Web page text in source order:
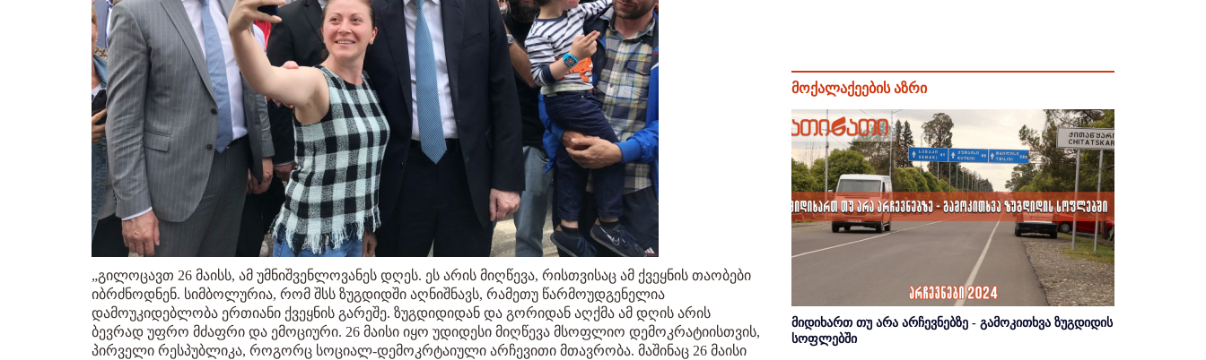
„გილოცავთ 26 მაისს, ამ უმნიშვენლოვანეს დღეს. ეს არის მიღწევა, რისთვისაც ამ ქვეყნის თაობები
იბრძნოდნენ. სიმბოლურია, რომ შსს ზუგდიდში აღნიშნავს, რამეთუ წარმოუდგენელია
დამოუკიდებლობა ერთიანი ქვეყნის გარეშე. ზუგდიდიდან და გორიდან აღქმა ამ დღის არის
ბევრად უფრო მძაფრი და ემოციური. 26 მაისი იყო უდიდესი მიღწევა მსოფლიო დემოკრატიისთვის,
პირველი რესპუბლიკა, როგორც სოციალ-დემოკრტაიული არჩევითი მთავრობა. მაშინაც 26 მაისი
მოქალაქეების აზრი
მიდიხართ თუ არა არჩევნებზე - გამოკითხვა ზუგდიდის
სოფლებში